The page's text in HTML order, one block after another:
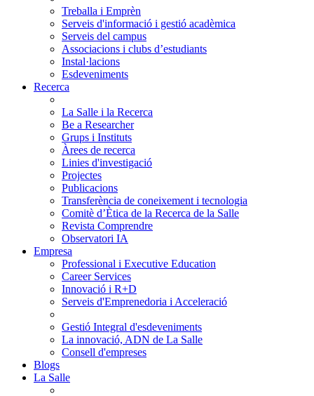
Treballa i Emprèn
Serveis d'informació i gestió acadèmica
Serveis del campus
Associacions i clubs d’estudiants
Instal·lacions
Esdeveniments
Recerca
La Salle i la Recerca
Be a Researcher
Grups i Instituts
Àrees de recerca
Linies d'investigació
Projectes
Publicacions
Transferència de coneixement i tecnologia
Comitè d’Ètica de la Recerca de la Salle
Revista Comprendre
Observatori IA
Empresa
Professional i Executive Education
Career Services
Innovació i R+D
Serveis d'Emprenedoria i Acceleració
Gestió Integral d'esdeveniments
La innovació, ADN de La Salle
Consell d'empreses
Blogs
La Salle